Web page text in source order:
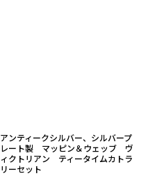
アンティークシルバー、シルバープ
レート製 マッピン＆ウェッブ ヴ
ィクトリアン ティータイムカトラ
リーセット